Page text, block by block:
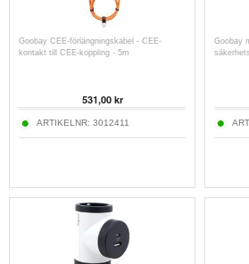
Goobay CEE-förlängningskabel - CEE-
kontakt till CEE-koppling - 5m
531,00kr
ARTIKELNR: 3012411
Goobay